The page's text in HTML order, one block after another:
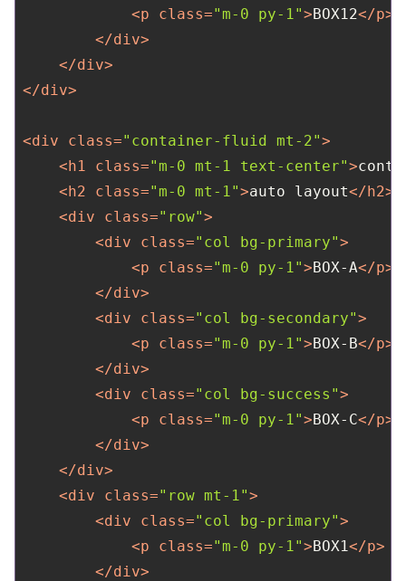
<p class="m-0 py-1">BOX12</p>
</div>
</div>
</div>
<div class="container-fluid mt-2">
<h1 class="m-0 mt-1 text-center">
<h2 class="m-0 mt-1">auto layout</h2>
<div class="row">
<div class="col bg-primary">
<p class="m-0 py-1">BOX-A</p>
</div>
<div class="col bg-secondary">
<p class="m-0 py-1">BOX-B</p>
</div>
<div class="col bg-success">
<p class="m-0 py-1">BOX-C</p>
</div>
</div>
<div class="row mt-1">
<div class="col bg-primary">
<p class="m-0 py-1">BOX1</p>
</div>